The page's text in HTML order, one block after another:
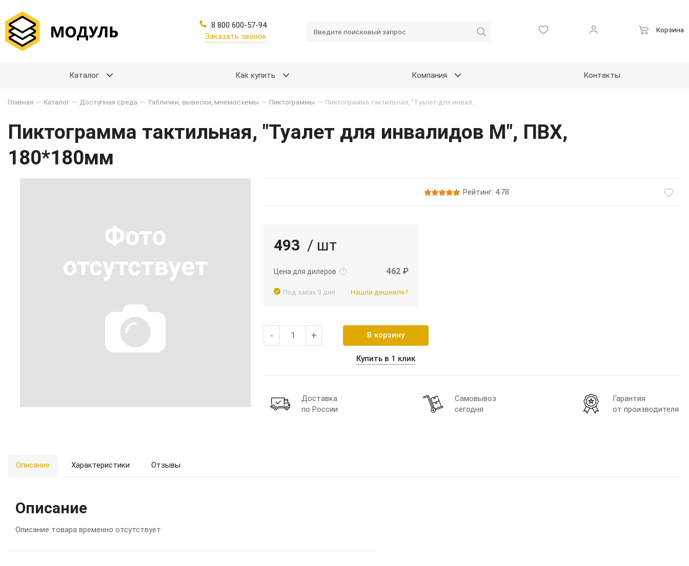
8 800 600-57-94
Заказать звонок
Корзина
Каталог Как купить Компания Контакты
Главная — Каталог — Доступная среда — Таблички, вывески, мнемосхемы — Пиктограммы —
Пиктограмма тактильная, "Туалет для инвалидов М", ПВХ,
180*180мм
Рейтинг: 4.78
493 / шт
Цена для дилеров
Подробнее
462 ₽
Под заказ 3 дня Нашли дешевле?
- + В корзину
Купить в 1 клик
Доставка
по России
Самовывоз
сегодня
Гарантия
от производителя
Описание Характеристики Отзывы
Описание
Описание товара временно отсутствует